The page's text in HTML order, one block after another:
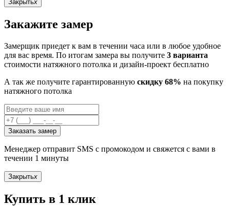
Закрытьx
Закажите замер
Замерщик приедет к вам в течении часа или в любое удобное
для вас время. По итогам замера вы получите 3 варианта
стоимости натяжного потолка и дизайн-проект бесплатно
А так же получите гарантированную скидку 68% на покупку
натяжного потолка
Заказать замер
Менеджер отправит SMS с промокодом и свяжется с вами в
течении 1 минуты
Закрытьx
Купить в 1 клик